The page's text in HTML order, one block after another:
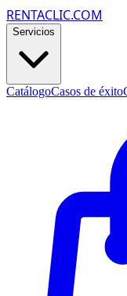
RENTACLIC.COM
Servicios
CatálogoCasos de éxito